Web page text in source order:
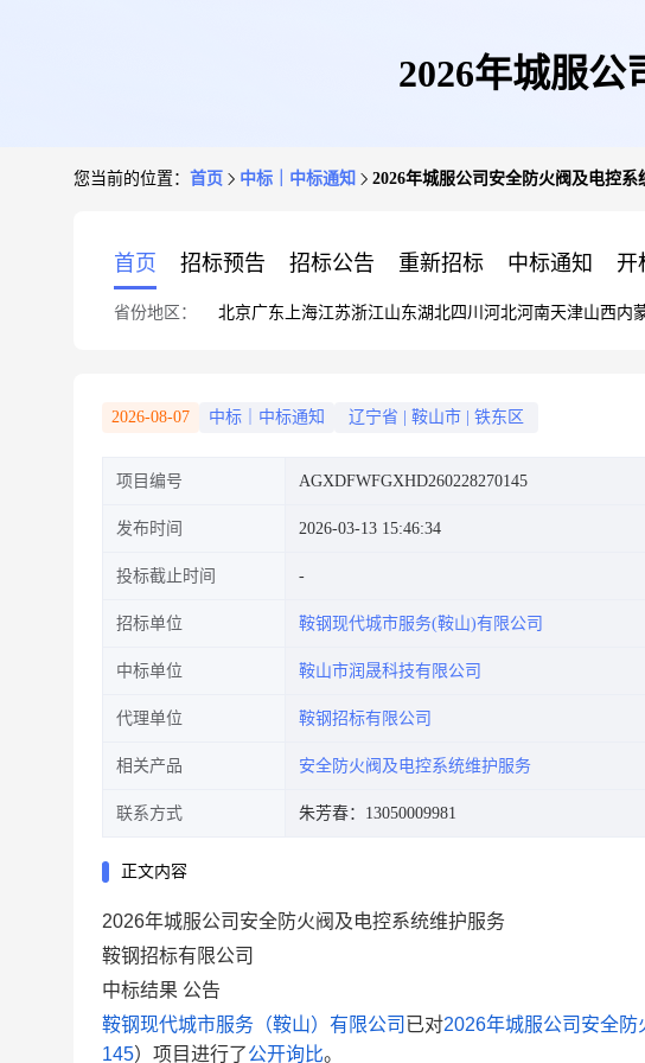
2026年城服
您当前的位置： 首页 中标｜中标通知 2026年城服公司安全防火阀及电控系
首页 招标预告 招标公告 重新招标 中标通知 开
省份地区： 北京广东 上海江苏浙江山东湖北四川 河北河南天津山西内
2026-08-07 中标｜中标通知 辽宁省 鞍山市 铁东区
项目编号 AGXDFWFGXHD260228270145
发布时间 2026-03-13 15:46:34
投标截止时间
招标单位 鞍钢现代城市服务(鞍山)有限公司
中标单位 鞍山市润晟科技有限公司
代理单位 鞍钢招标有限公司
相关产品 安全防火阀及电控系统维护服务
联系方式 朱芳春：13050009981
正文内容
2026年城服公司安全防火阀及电控系统维护服务
鞍钢招标有限公司
中标结果 公告
鞍钢现代城市服务（鞍山）有限公司 已对2026年城服公司安全
145） 项目进行了公开询比。